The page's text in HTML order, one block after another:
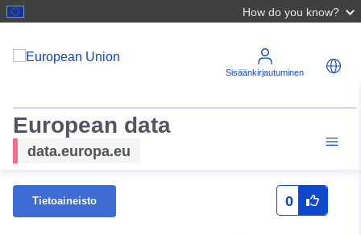
How do you know?
Sisäänkirjautuminen
European data
data.europa.eu
Tietoaineisto 0